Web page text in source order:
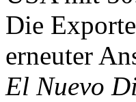
Die
erneuter
El Nuevo